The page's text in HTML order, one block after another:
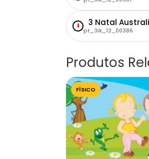
⬇ 3 Natal
pt_3ik_12_00386
Produtos
FÍSICO